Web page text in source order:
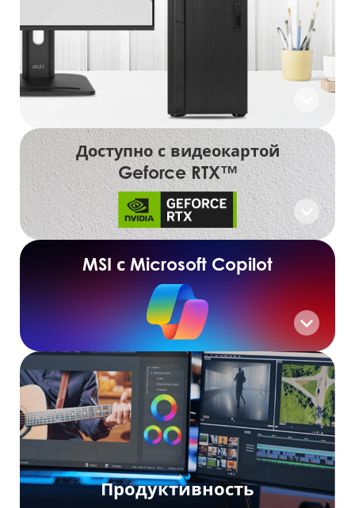
Доступно с видеокартой
Geforce RTX™
MSI с Microsoft Copilot
Продуктивность